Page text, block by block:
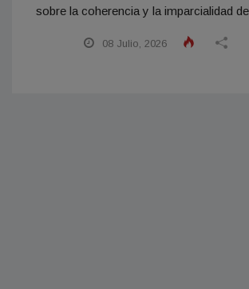
sobre la coherencia y la imparcialidad
08 Julio, 2026